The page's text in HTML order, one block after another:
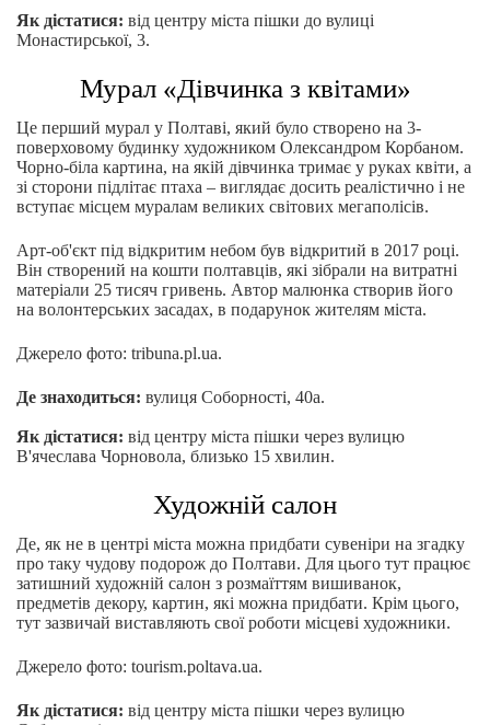
Як дістатися: від центру міста пішки до вулиці
Монастирської, 3.
Мурал «Дівчинка з квітами»
Це перший мурал у Полтаві, який було створено на 3-
поверховому будинку художником Олександром Корбаном.
Чорно-біла картина, на якій дівчинка тримає у руках квіти, а
зі сторони підлітає птаха – виглядає досить реалістично і не
вступає місцем муралам великих світових мегаполісів.
Арт-об'єкт під відкритим небом був відкритий в 2017 році.
Він створений на кошти полтавців, які зібрали на витратні
матеріали 25 тисяч гривень. Автор малюнка створив його
на волонтерських засадах, в подарунок жителям міста.
Джерело фото: tribuna.pl.ua.
Де знаходиться: вулиця Соборності, 40а.
Як дістатися: від центру міста пішки через вулицю
В'ячеслава Чорновола, близько 15 хвилин.
Художній салон
Де, як не в центрі міста можна придбати сувеніри на згадку
про таку чудову подорож до Полтави. Для цього тут працює
затишний художній салон з розмаїттям вишиванок,
предметів декору, картин, які можна придбати. Крім цього,
тут зазвичай виставляють свої роботи місцеві художники.
Джерело фото: tourism.poltava.ua.
Як дістатися: від центру міста пішки через вулицю